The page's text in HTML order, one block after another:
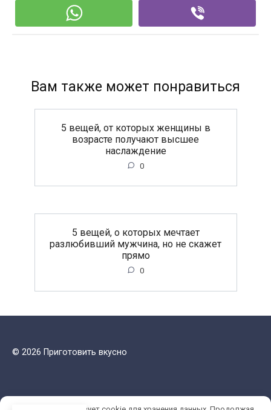
Вам также может понравиться
5 вещей, от которых женщины в
возрасте получают высшее
наслаждение
0
5 вещей, о которых мечтает
разлюбивший мужчина, но не скажет
прямо
0
© 2026 Приготовить вкусно